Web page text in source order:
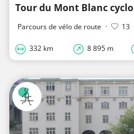
Tour du Mont Blanc cyclo
Parcours de vélo de route · 13
332 km 8 895 m